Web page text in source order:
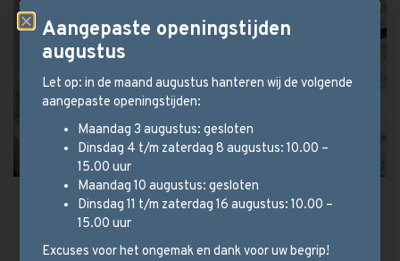
Persoonlijk advies?
Wij helpen u graag verder!
Aangepaste openingstijden
augustus
Let op: in de maand augustus hanteren wij de volgende
aangepaste openingstijden:
Maandag 3 augustus: gesloten
Dinsdag 4 t/m zaterdag 8 augustus: 10.00 –
15.00 uur
Maandag 10 augustus: gesloten
Dinsdag 11 t/m zaterdag 16 augustus: 10.00 –
15.00 uur
Excuses voor het ongemak en dank voor uw begrip!